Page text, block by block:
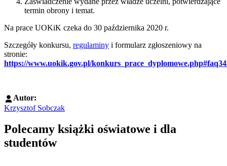
termin obrony i temat.
Na prace UOKiK czeka do 30 października 2020 r.
Szczegóły konkursu, regulaminy i formularz zgłoszeniowy na
stronie:
https://www.uokik.gov.pl/
Autor:
Krzysztof Sobczak
Polecamy książki oświatowe i dla
studentów